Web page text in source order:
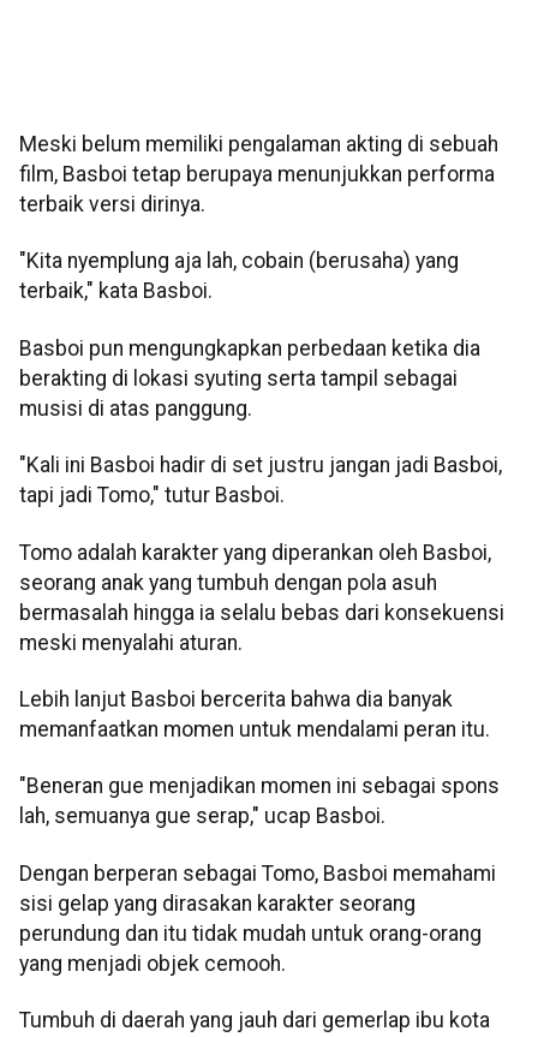
Meski belum memiliki pengalaman akting di sebuah
film, Basboi tetap berupaya menunjukkan performa
terbaik versi dirinya.
"Kita nyemplung aja lah, cobain (berusaha) yang
terbaik," kata Basboi.
Basboi pun mengungkapkan perbedaan ketika dia
berakting di lokasi syuting serta tampil sebagai
musisi di atas panggung.
"Kali ini Basboi hadir di set justru jangan jadi Basboi,
tapi jadi Tomo," tutur Basboi.
Tomo adalah karakter yang diperankan oleh Basboi,
seorang anak yang tumbuh dengan pola asuh
bermasalah hingga ia selalu bebas dari konsekuensi
meski menyalahi aturan.
Lebih lanjut Basboi bercerita bahwa dia banyak
memanfaatkan momen untuk mendalami peran itu.
"Beneran gue menjadikan momen ini sebagai spons
lah, semuanya gue serap," ucap Basboi.
Dengan berperan sebagai Tomo, Basboi memahami
sisi gelap yang dirasakan karakter seorang
perundung dan itu tidak mudah untuk orang-orang
yang menjadi objek cemooh.
Tumbuh di daerah yang jauh dari gemerlap ibu kota